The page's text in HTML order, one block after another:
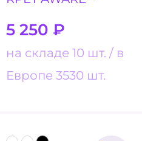
5 250 ₽
на складе 10 шт.
в
Европе 3530 шт.